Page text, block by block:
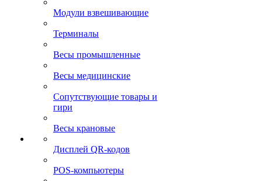
Модули взвешивающие
Терминалы
Весы промышленные
Весы медицинские
Сопутствующие товары и
гири
Весы крановые
Дисплей QR-кодов
POS-компьютеры